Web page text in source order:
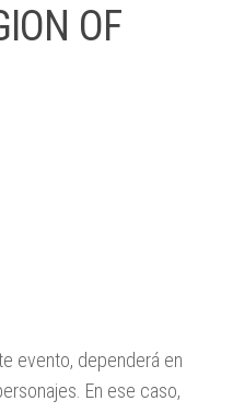
OF
evento, dependerá en
En ese caso,